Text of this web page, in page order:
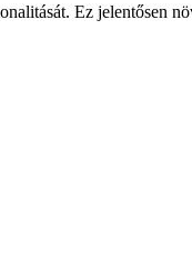
Ez jelentősen